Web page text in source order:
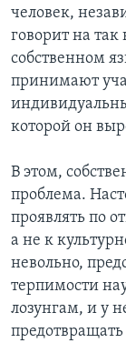
человек,
говорит на
собственном
принимают
которой он
В этом,
проблема.
проявлять по
а не к
невольно,
терпимости
лозунгам, и у